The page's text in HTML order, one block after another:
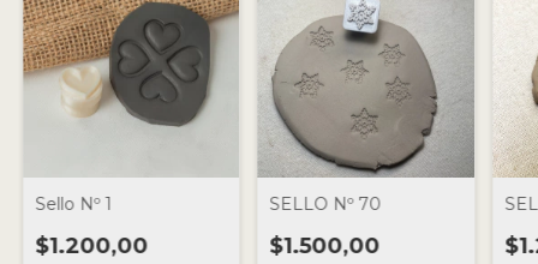
Sello Nº 1
$1.200,00
SELLO Nº 70
$1.500,00